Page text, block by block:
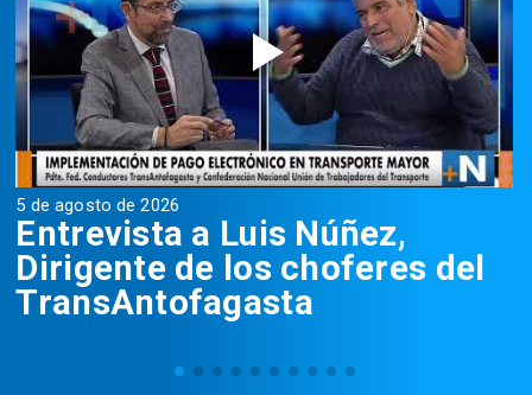
5 de agosto de 2026
Entrevista a Luis Núñez,
Dirigente de los choferes del
TransAntofagasta